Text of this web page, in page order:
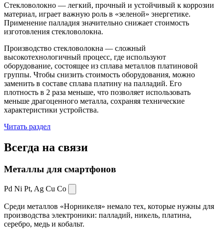
Стекловолокно — легкий, прочный и устойчивый к коррозии
материал, играет важную роль в «зеленой» энергетике.
Применение палладия значительно снижает стоимость
изготовления стекловолокна.
Производство стекловолокна — сложный
высокотехнологичный процесс, где используют
оборудование, состоящее из сплава металлов платиновой
группы. Чтобы снизить стоимость оборудования, можно
заменить в составе сплава платину на палладий. Его
плотность в 2 раза меньше, что позволяет использовать
меньше драгоценного металла, сохраняя технические
характеристики устройства.
Читать раздел
Всегда на связи
Металлы для смартфонов
Pd Ni Pt, Ag Cu Co
Среди металлов «Норникеля» немало тех, которые нужны для
производства электроники: палладий, никель, платина,
серебро, медь и кобальт.